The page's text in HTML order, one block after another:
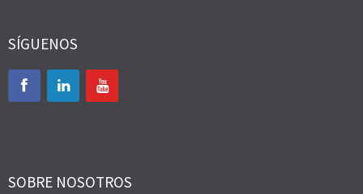
SÍGUENOS
SOBRE NOSOTROS